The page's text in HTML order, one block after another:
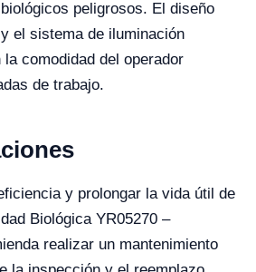
peligrosos. El diseño
el sistema de iluminación
comodidad del operador
de trabajo.
y prolongar la vida útil de
Biológica YR05270 –
realizar un mantenimiento